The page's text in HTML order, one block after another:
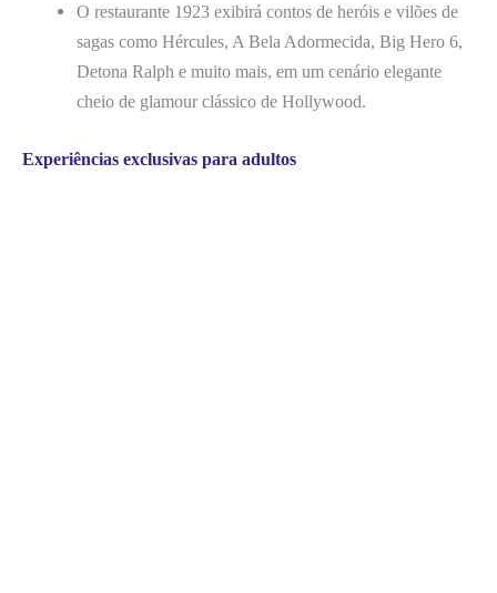
O restaurante 1923 exibirá contos de heróis e vilões de
sagas como Hércules, A Bela Adormecida, Big Hero 6,
Detona Ralph e muito mais, em um cenário elegante
cheio de glamour clássico de Hollywood.
Experiências exclusivas para adultos